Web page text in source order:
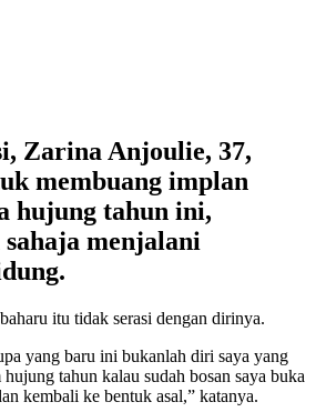
Zarina Anjoulie, 37,
membuang implan
hujung tahun ini,
menjalani
itu tidak serasi dengan dirinya.
yang baru ini bukanlah diri saya yang
tahun kalau sudah bosan saya buka
kembali ke bentuk asal,” katanya.